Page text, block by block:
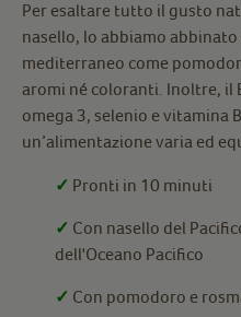
Per esaltare tutto il gusto
nasello, lo abbiamo
mediterraneo come
aromi né coloranti. Inoltre, il
omega 3, selenio e vitamina
un’alimentazione varia ed
✓ Pronti in 10 minuti
✓ Con nasello del
dell'Oceano Pacifico
✓ Con pomodoro e